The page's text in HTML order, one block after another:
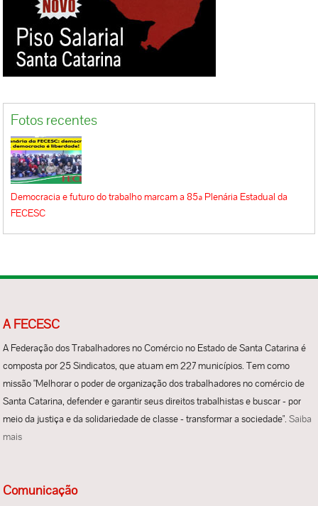
Fotos recentes
Democracia e futuro do trabalho marcam a 85ª Plenária Estadual da
FECESC
A FECESC
A Federação dos Trabalhadores no Comércio no Estado de Santa Catarina é
composta por 25 Sindicatos, que atuam em 227 municípios. Tem como
missão "Melhorar o poder de organização dos trabalhadores no comércio de
Santa Catarina, defender e garantir seus direitos trabalhistas e buscar - por
meio da justiça e da solidariedade de classe - transformar a sociedade".Saiba
mais
Comunicação